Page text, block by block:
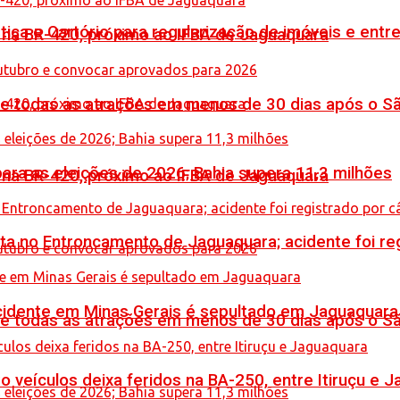
e Cartório para regularização de imóveis e
BR-420, próximo ao IFBA de Jaguaquara
todas as atrações em menos de 30 dias após o
BR-420, próximo ao IFBA de Jaguaquara
todas as atrações em menos de 30 dias após o
as eleições de 2026; Bahia supera 11,3 milhões
no Entroncamento de Jaguaquara; acidente foi
em Minas Gerais é sepultado em Jaguaquara
veículos deixa feridos na BA-250, entre Itiruçu e